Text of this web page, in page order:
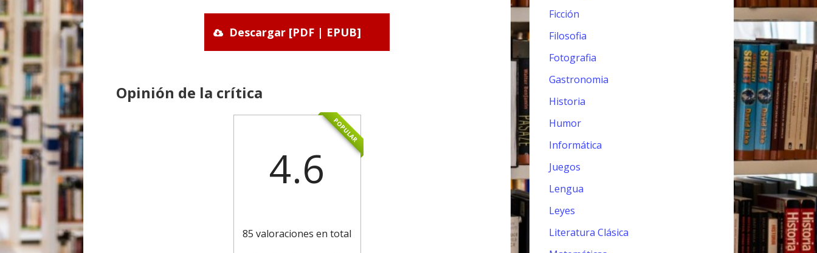
Descargar [PDF | EPUB]
Opinión de la crítica
POPULAR
4.6
85 valoraciones en total
Ficción
Filosofia
Fotografia
Gastronomia
Historia
Humor
Informática
Juegos
Lengua
Leyes
Literatura Clásica